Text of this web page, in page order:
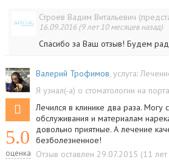
Строев Вадим Витальевич
16.09.2016 (9 лет 10 месяцев назад)
Спасибо за Ваш отзыв! Будем
5.0
оценка
Валерий Трофимов, услуга:
Я узнал(-а) о стоматологии на
Лечился в клинике два раза. Могу
обслуживания и материалам
довольно приятные. А лечение
безболезненное!
Отзыв оставлен 29.07.2015 (11 лет